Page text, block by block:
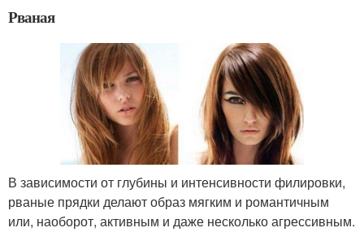
Рваная
В зависимости от глубины и интенсивности филировки,
рваные прядки делают образ мягким и романтичным
или, наоборот, активным и даже несколько агрессивным.